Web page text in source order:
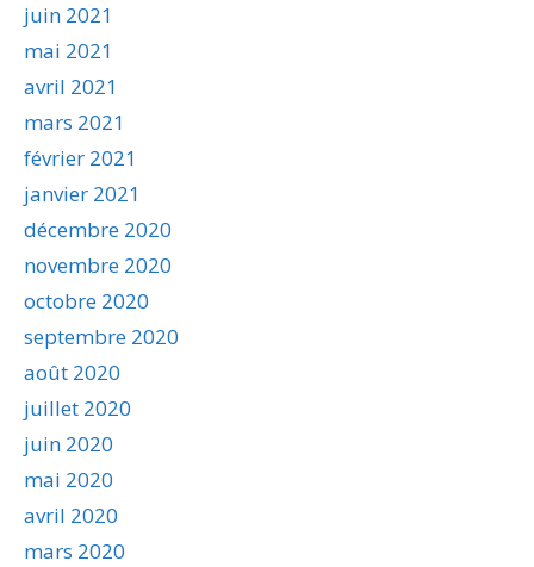
juin 2021
mai 2021
avril 2021
mars 2021
février 2021
janvier 2021
décembre 2020
novembre 2020
octobre 2020
septembre 2020
août 2020
juillet 2020
juin 2020
mai 2020
avril 2020
mars 2020